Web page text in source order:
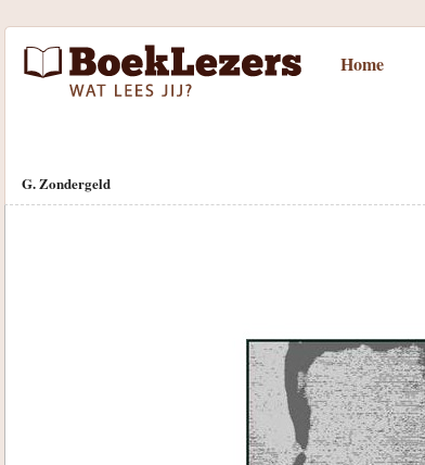
Home
G. Zondergeld